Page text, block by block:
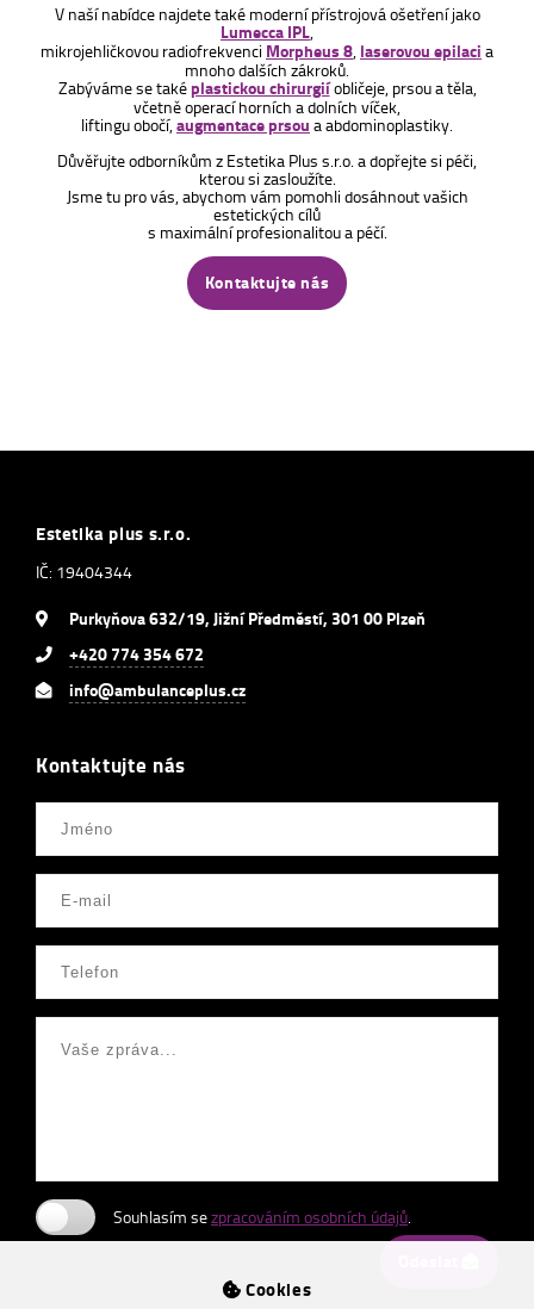
V naší nabídce najdete také moderní přístrojová ošetření jako
Lumecca IPL,
mikrojehličkovou radiofrekvenci Morpheus 8, laserovou epilaci a
mnoho dalších zákroků.
Zabýváme se taképlastickou chirurgiíobličeje, prsou a těla,
včetně operací horních a dolních víček,
liftingu obočí,augmentace prsou a abdominoplastiky.
Důvěřujte odborníkům z Estetika Plus s.r.o. a dopřejte si péči,
kterou si zasloužíte.
Jsme tu pro vás, abychom vám pomohli dosáhnout vašich
estetických cílů
s maximální profesionalitou a péčí.
Kontaktujte nás
Estetika plus s.r.o.
IČ: 19404344
Purkyňova 632/19, Jižní Předměstí, 301 00 Plzeň
+420 774 354 672
info@ambulanceplus.cz
Kontaktujte nás
Souhlasím sezpracováním osobních údajů.
Cookies